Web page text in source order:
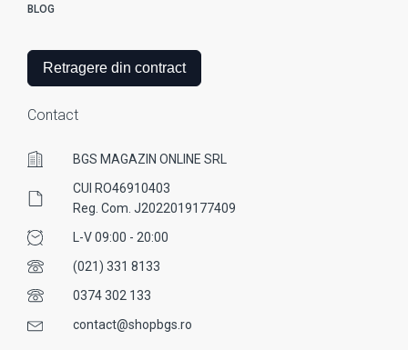
BLOG
Retragere din contract
Contact
BGS MAGAZIN ONLINE SRL
CUI RO46910403
Reg. Com. J2022019177409
L-V 09:00 - 20:00
(021) 331 8133
0374 302 133
contact@shopbgs.ro